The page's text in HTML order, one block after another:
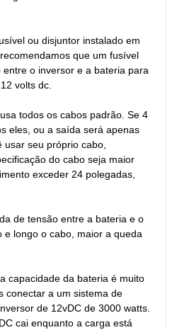
ou disjuntor instalado em
que um fusível
o inversor e a bateria para
volts dc.
todos os cabos padrão. Se 4
eles, ou a saída será apenas
seu próprio cabo,
do cabo seja maior
exceder 24 polegadas,
de tensão entre a bateria e o
e longo o cabo, maior a queda
capacidade da bateria é muito
conectar a um sistema de
de 12vDC de 3000 watts.
cai enquanto a carga está